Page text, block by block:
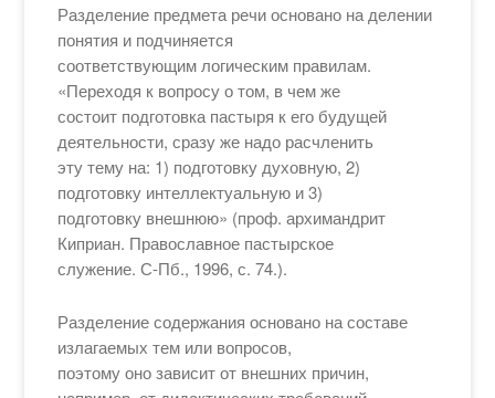
Разделение предмета речи основано на делении
понятия и подчиняется
соответствующим логическим правилам.
«Переходя к вопросу о том, в чем же
состоит подготовка пастыря к его будущей
деятельности, сразу же надо расчленить
эту тему на: 1) подготовку духовную, 2)
подготовку интеллектуальную и 3)
подготовку внешнюю» (проф. архимандрит
Киприан. Православное пастырское
служение. С-Пб., 1996, с. 74.).
Разделение содержания основано на составе
излагаемых тем или вопросов,
поэтому оно зависит от внешних причин,